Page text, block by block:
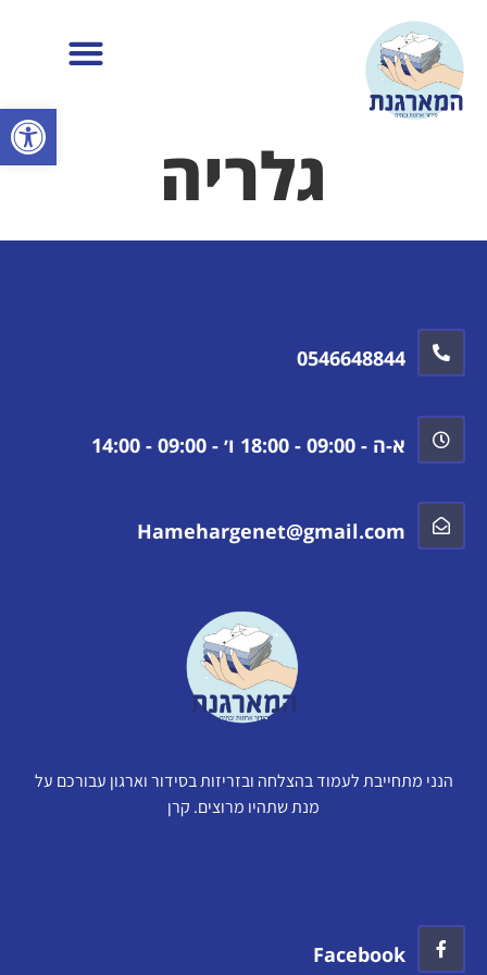
גלריה
0546648844
א-ה - 09:00 - 18:00 ו׳ - 09:00 - 14:00
Hamehargenet@gmail.com
הנני מתחייבת לעמוד בהצלחה ובזריזות בסידור וארגון עבורכם על
מנת שתהיו מרוצים. קרן
Facebook